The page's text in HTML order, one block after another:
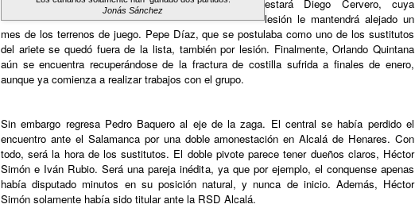
Jonás Sánchez
estará Diego Cervero, cuya
lesión le mantendrá alejado un
mes de los terrenos de juego. Pepe Díaz, que se postulaba como uno de los sustitutos
del ariete se quedó fuera de la lista, también por lesión. Finalmente, Orlando Quintana
aún se encuentra recuperándose de la fractura de costilla sufrida a finales de enero,
aunque ya comienza a realizar trabajos con el grupo.
Sin embargo regresa Pedro Baquero al eje de la zaga. El central se había perdido el
encuentro ante el Salamanca por una doble amonestación en Alcalá de Henares. Con
todo, será la hora de los sustitutos. El doble pivote parece tener dueños claros, Héctor
Simón e Iván Rubio. Será una pareja inédita, ya que por ejemplo, el conquense apenas
había disputado minutos en su posición natural, y nunca de inicio. Además, Héctor
Simón solamente había sido titular ante la RSD Alcalá.